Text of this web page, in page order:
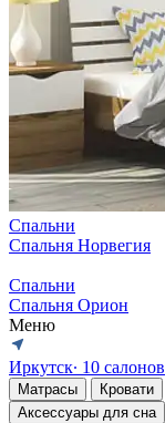
Спальни
Спальня Норвегия
Спальни
Спальня Орион
Меню
Иркутск∙ 10 салонов
Матрасы Кровати
Аксессуары для сна